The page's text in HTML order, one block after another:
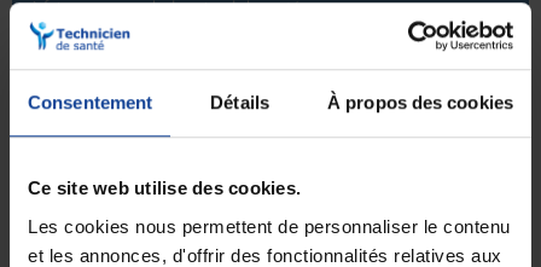
Consentement Détails À propos des cookies
Ce site web utilise des cookies.
Les cookies nous permettent de personnaliser le contenu
et les annonces, d'offrir des fonctionnalités relatives aux
à faire progresser le domaine de la santé.
Trier par : Pertinence